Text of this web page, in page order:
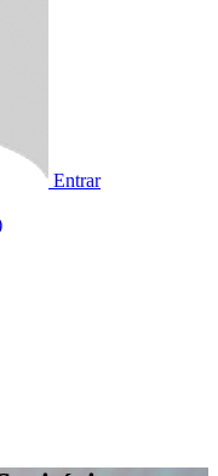
Entrar